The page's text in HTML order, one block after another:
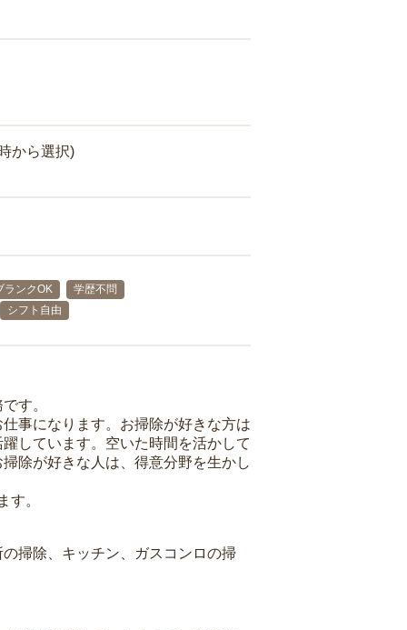
から選択)
ランクOK
学歴不問
シフト自由
す。
事になります。お掃除が好きな方は
しています。空いた時間を活かして
除が好きな人は、得意分野を生かし
す。
掃除、キッチン、ガスコンロの掃